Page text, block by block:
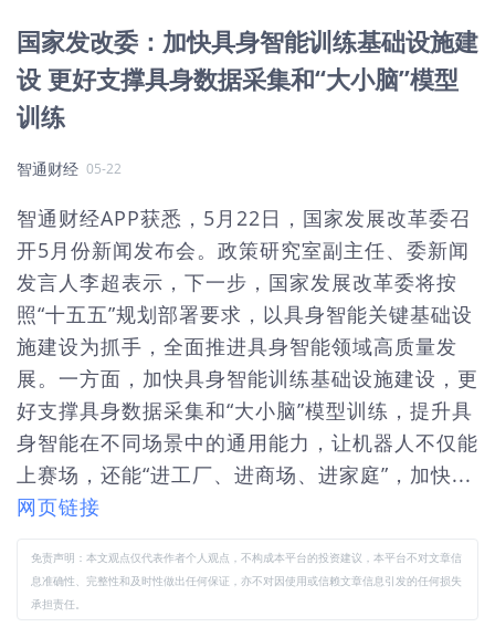
国家发改委：加快具身智能训练基础设施建
设 更好支撑具身数据采集和“大小脑”模型
训练
智通财经 05-22
智通财经APP获悉，5月22日，国家发展改革委召
开5月份新闻发布会。政策研究室副主任、委新闻
发言人李超表示，下一步，国家发展改革委将按
照“十五五”规划部署要求，以具身智能关键基础设
施建设为抓手，全面推进具身智能领域高质量发
展。一方面，加快具身智能训练基础设施建设，更
好支撑具身数据采集和“大小脑”模型训练，提升具
身智能在不同场景中的通用能力，让机器人不仅能
上赛场，还能“进工厂、进商场、进家庭”，加快...
网页链接
免责声明：本文观点仅代表作者个人观点，不构成本平台的投资建议，本平台不对文章信
息准确性、完整性和及时性做出任何保证，亦不对因使用或信赖文章信息引发的任何损失
承担责任。